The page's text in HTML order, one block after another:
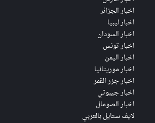
اخبار الجزائر
اخبار ليبيا
اخبار السودان
اخبار تونس
اخبار اليمن
اخبار موريتانيا
اخبار جزر القمر
اخبار جيبوتي
اخبار الصومال
لايف ستايل بالعربي